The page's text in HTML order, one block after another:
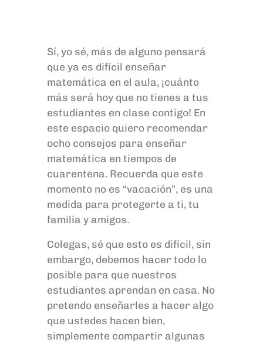
Sí, yo sé, más de alguno pensará
que ya es difícil enseñar
matemática en el aula, ¡cuánto
más será hoy que no tienes a tus
estudiantes en clase contigo! En
este espacio quiero recomendar
ocho consejos para enseñar
matemática en tiempos de
cuarentena. Recuerda que este
momento no es “vacación”, es una
medida para protegerte a ti, tu
familia y amigos.
Colegas, sé que esto es difícil, sin
embargo, debemos hacer todo lo
posible para que nuestros
estudiantes aprendan en casa. No
pretendo enseñarles a hacer algo
que ustedes hacen bien,
simplemente compartir algunas